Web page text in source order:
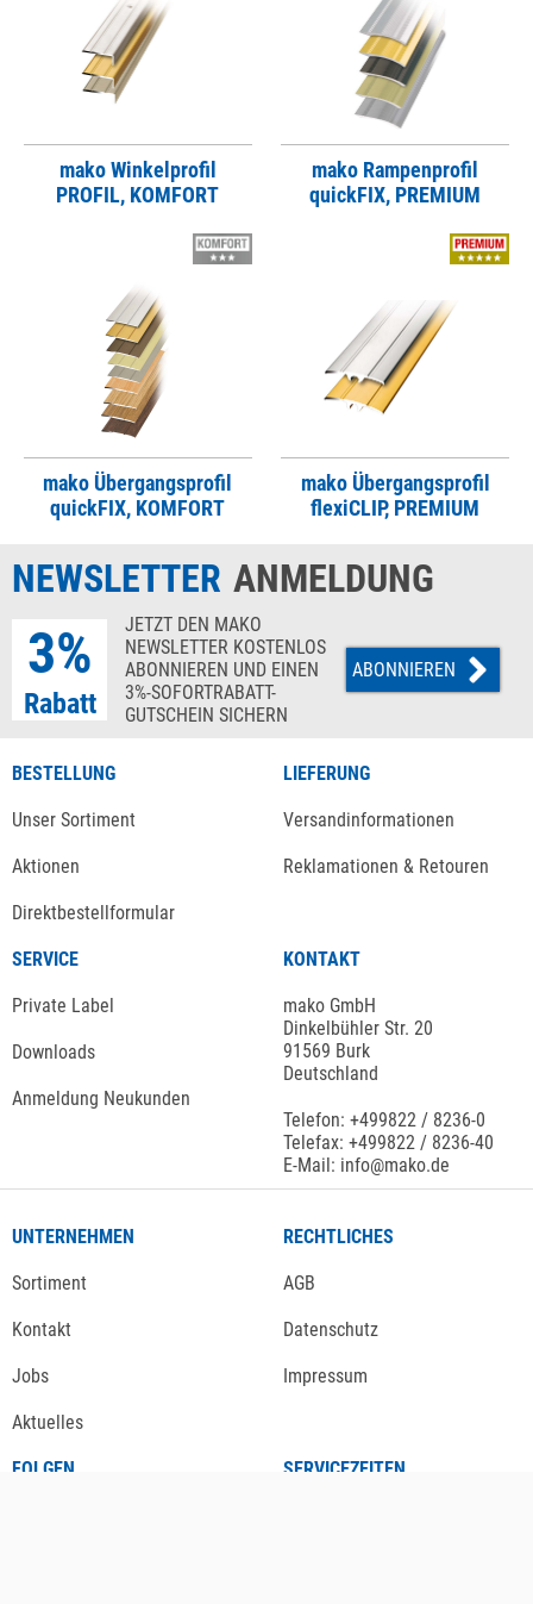
mako Winkelprofil
PROFIL, KOMFORT
mako Rampenprofil
quickFIX, PREMIUM
mako Übergangsprofil
quickFIX, KOMFORT
mako Übergangsprofil
flexiCLIP, PREMIUM
NEWSLETTER ANMELDUNG
3%
Rabatt
JETZT DEN MAKO
NEWSLETTER KOSTENLOS
ABONNIEREN UND EINEN
3%-SOFORTRABATT-
GUTSCHEIN SICHERN
ABONNIEREN
BESTELLUNG
Unser Sortiment
Aktionen
Direktbestellformular
LIEFERUNG
Versandinformationen
Reklamationen & Retouren
SERVICE
Private Label
Downloads
Anmeldung Neukunden
KONTAKT
mako GmbH
Dinkelbühler Str. 20
91569 Burk
Deutschland
Telefon: +499822 / 8236-0
Telefax: +499822 / 8236-40
E-Mail: info@mako.de
UNTERNEHMEN
Sortiment
Kontakt
Jobs
Aktuelles
RECHTLICHES
AGB
Datenschutz
Impressum
FOLGEN SERVICEZEITEN